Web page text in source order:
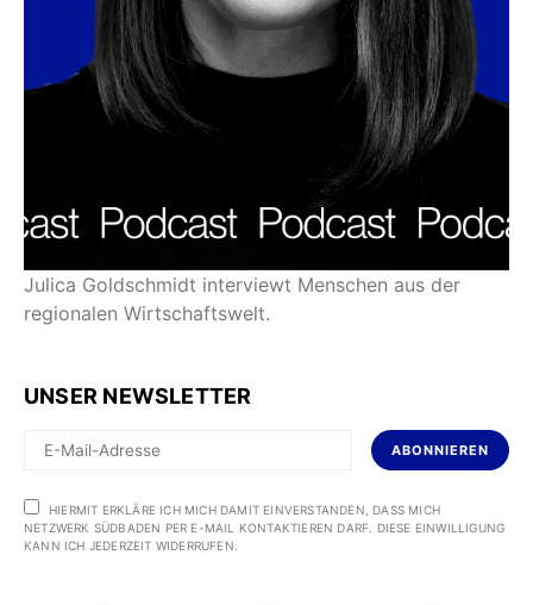
Julica Goldschmidt interviewt Menschen aus der
regionalen Wirtschaftswelt.
UNSER NEWSLETTER
ABONNIEREN
HIERMIT ERKLÄRE ICH MICH DAMIT EINVERSTANDEN, DASS MICH
NETZWERK SÜDBADEN PER E-MAIL KONTAKTIEREN DARF. DIESE EINWILLIGUNG
KANN ICH JEDERZEIT WIDERRUFEN.